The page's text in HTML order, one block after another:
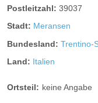
Postleitzahl: 39037
Stadt: Meransen
Bundesland: Trentino-
Land: Italien
Ortsteil: keine Angabe